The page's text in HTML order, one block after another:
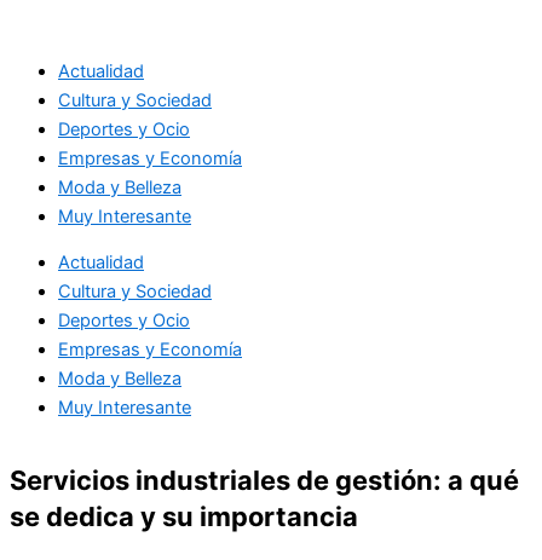
contenidoActualidad
Cultura y Sociedad
Deportes y Ocio
Empresas y Economía
Moda y Belleza
Muy Interesante
Actualidad
Cultura y Sociedad
Deportes y Ocio
Empresas y Economía
Moda y Belleza
Muy Interesante
Servicios industriales de gestión: a qué
se dedica y su importancia